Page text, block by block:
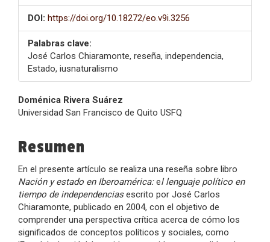
DOI: https://doi.org/10.18272/eo.v9i.3256
Palabras clave:
José Carlos Chiaramonte, reseña, independencia,
Estado, iusnaturalismo
Contenido
del
artículo
Doménica Rivera Suárez
Universidad San Francisco de Quito USFQ
Resumen
En el presente artículo se realiza una reseña sobre libro
Nación y estado en Iberoamérica:el lenguaje político en
tiempo de independenciasescrito por José Carlos
Chiaramonte, publicado en 2004, con el objetivo de
comprender una perspectiva crítica acerca de cómo los
significados de conceptos políticos y sociales, como